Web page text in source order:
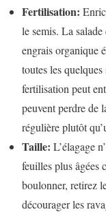
Fertilisation:
le semis. La
engrais organique
toutes les
fertilisation peut
peuvent perdre de
régulière plutôt
Taille: L’élagage
feuilles plus âgées
boulonner, retirez
décourager les